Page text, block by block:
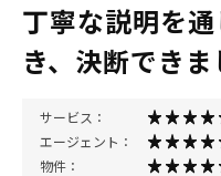
丁寧な説明を
き、決断できま
サービス：
エージェント：
物件：